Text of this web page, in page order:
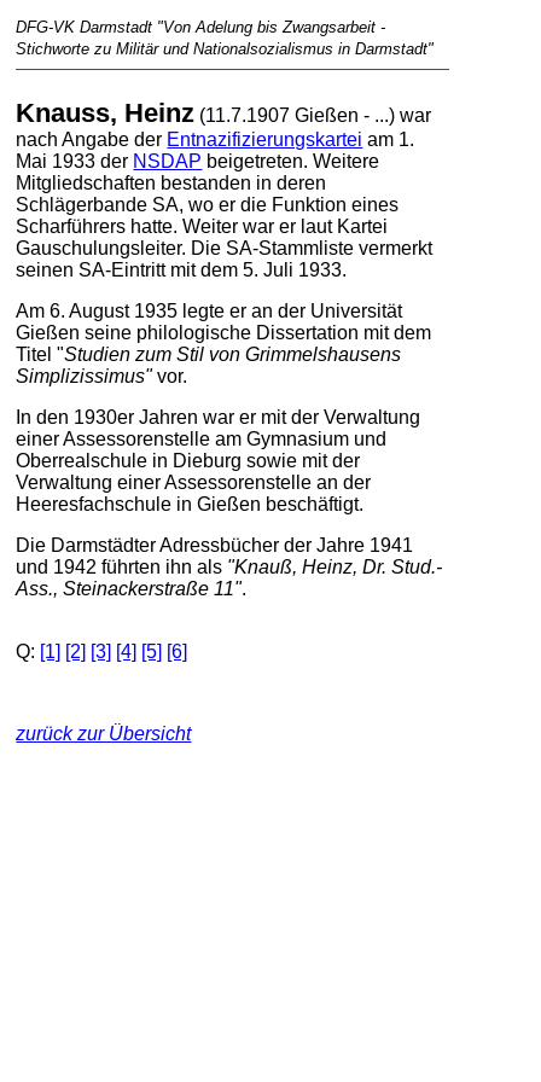
DFG-VK Darmstadt "Von Adelung bis Zwangsarbeit -
Stichworte zu Militär und Nationalsozialismus in Darmstadt"
Knauss, Heinz (11.7.1907 Gießen - ...) war
nach Angabe der Entnazifizierungskartei am 1.
Mai 1933 der NSDAP beigetreten. Weitere
Mitgliedschaften bestanden in deren
Schlägerbande SA, wo er die Funktion eines
Scharführers hatte. Weiter war er laut Kartei
Gauschulungsleiter. Die SA-Stammliste vermerkt
seinen SA-Eintritt mit dem 5. Juli 1933.
Am 6. August 1935 legte er an der Universität
Gießen seine philologische Dissertation mit dem
Titel "Studien zum Stil von Grimmelshausens
Simplizissimus"vor.
In den 1930er Jahren war er mit der Verwaltung
einer Assessorenstelle am Gymnasium und
Oberrealschule in Dieburg sowie mit der
Verwaltung einer Assessorenstelle an der
Heeresfachschule in Gießen beschäftigt.
Die Darmstädter Adressbücher der Jahre 1941
und 1942 führten ihn als "Knauß, Heinz, Dr. Stud.-
Ass., Steinackerstraße 11".
Q: [1] [2] [3] [4] [5] [6]
zurück zur Übersicht